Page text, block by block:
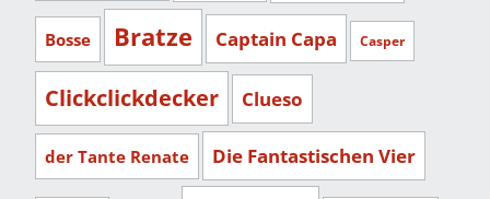
Bosse Bratze Captain Capa Casper
Clickclickdecker Clueso
der Tante Renate Die Fantastischen Vier